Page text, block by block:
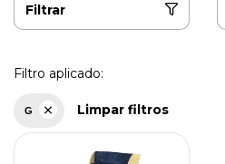
Filtrar
Filtro aplicado:
G Limpar filtros